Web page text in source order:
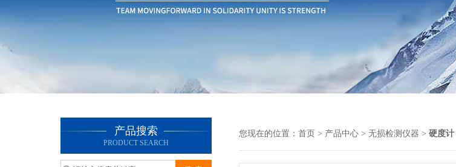
产品搜索
PRODUCT SEARCH
您现在的位置： 首页 > 产品中心 > 无损检测仪器 > 硬度计